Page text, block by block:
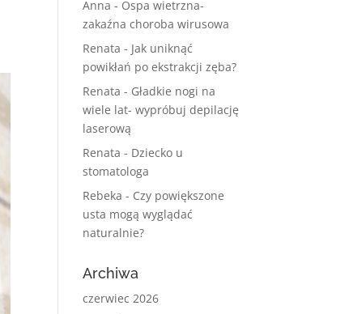
Anna - Ospa wietrzna-
zakaźna choroba wirusowa
Renata - Jak uniknąć
powikłań po ekstrakcji zęba?
Renata - Gładkie nogi na
wiele lat- wypróbuj depilację
laserową
Renata - Dziecko u
stomatologa
Rebeka - Czy powiększone
usta mogą wyglądać
naturalnie?
Archiwa
czerwiec 2026